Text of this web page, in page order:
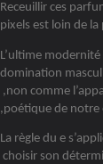
Receuillir ces
pixels est loin de
L’ultime
domination
,non comme
,poétique de notre
La règle du e
choisir son